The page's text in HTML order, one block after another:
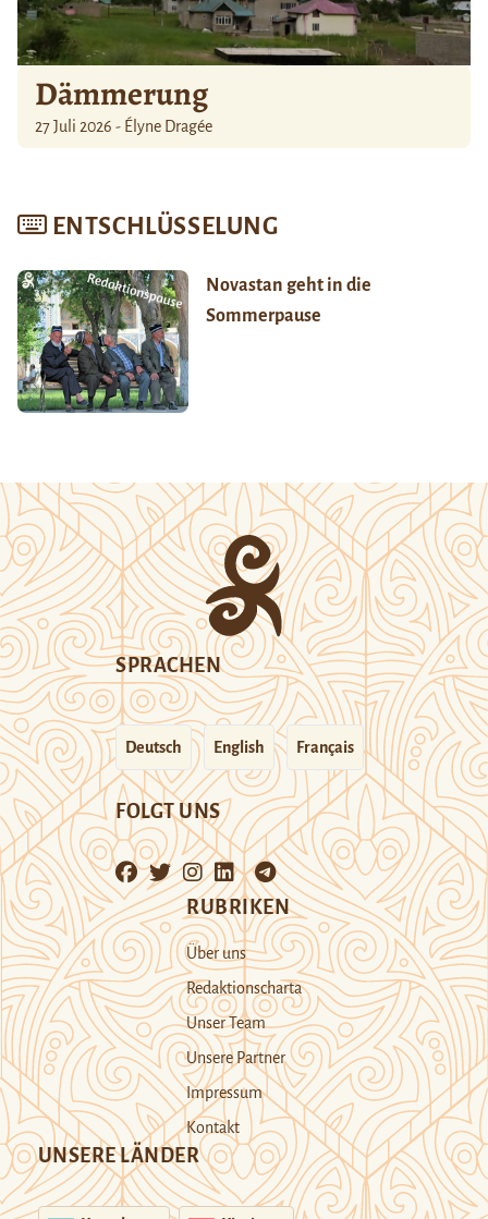
Dämmerung
27 Juli 2026 - Élyne Dragée
ENTSCHLÜSSELUNG
Novastan geht in die
Sommerpause
SPRACHEN
Deutsch English Français
FOLGT UNS
RUBRIKEN
Über uns
Redaktionscharta
Unser Team
Unsere Partner
Impressum
Kontakt
UNSERE LÄNDER